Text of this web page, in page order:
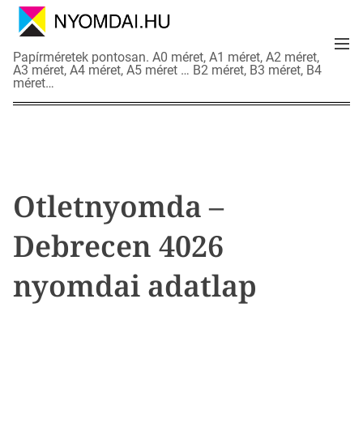
N
y
o
m
d
a
Papírméretek pontosan. A0 méret, A1 méret, A2 méret,
A3 méret, A4 méret, A5 méret … B2 méret, B3 méret, B4
méret…
M
Otletnyomda –
Debrecen 4026
nyomdai adatlap